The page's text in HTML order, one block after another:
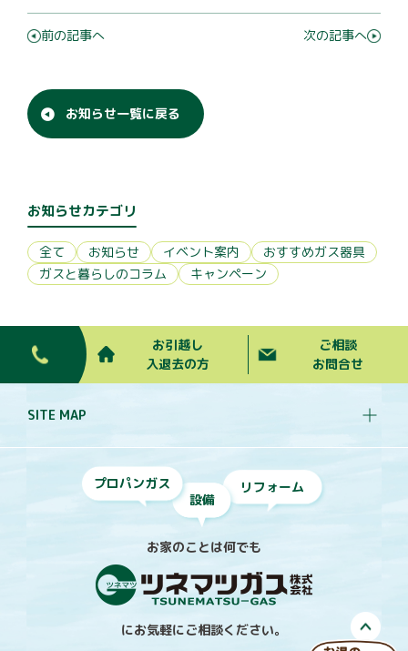
前の記事へ 次の記事へ
お知らせ一覧に戻る
お知らせカテゴリ
全て お知らせ イベント案内
おすすめガス器具
ガスと暮らしのコラム
キャンペーン
お引越し
入退去の方
ご相談
お問合せ
SITE MAP
プロパンガス
設備
リフォーム
お家のことは何でも
にお気軽にご相談ください。